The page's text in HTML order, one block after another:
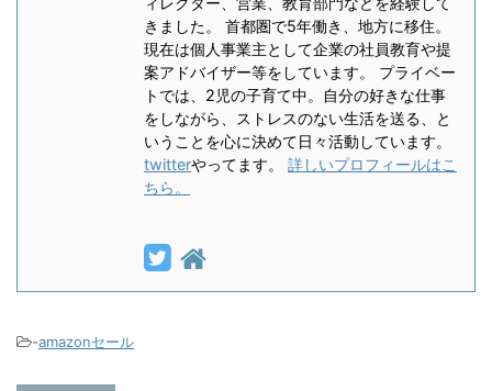
きました。 首都圏で5年働き、地方に移住。
現在は個人事業主として企業の社員教育や提
案アドバイザー等をしています。 プライベー
トでは、2児の子育て中。自分の好きな仕事
をしながら、ストレスのない生活を送る、と
いうことを心に決めて日々活動しています。
twitterやってます。 詳しいプロフィールはこ
ちら。
-amazonセール